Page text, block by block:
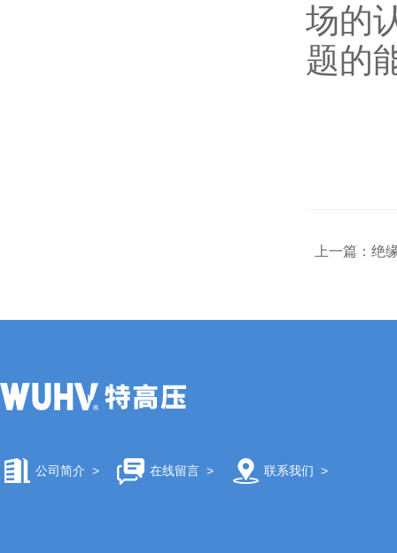
场的
题的
上一篇： 绝缘
公司简介 > 在线留言> 联系我们 >